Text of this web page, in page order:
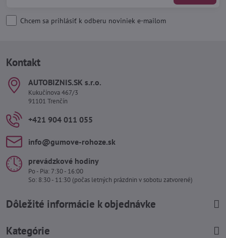
Chcem sa prihlásiť k odberu noviniek e-mailom
Kontakt
AUTOBIZNIS​.SK s​.r​.o​.
Kukučínova 467/3
91101 Trenčín
+421 904 011 055
info​@gumove-rohoze​.sk
prevádzkové hodiny
Po - Pia: 7:30 - 16:00
So: 8:30 - 11:30 (počas letných prázdnin v sobotu zatvorené)
Dôležité informácie k objednávke
Kategórie